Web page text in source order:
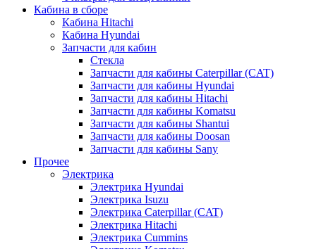
Кабина в сборе
Кабина Hitachi
Кабина Hyundai
Запчасти для кабин
Стекла
Запчасти для кабины Caterpillar (CAT)
Запчасти для кабины Hyundai
Запчасти для кабины Hitachi
Запчасти для кабины Komatsu
Запчасти для кабины Shantui
Запчасти для кабины Doosan
Запчасти для кабины Sany
Прочее
Электрика
Электрика Hyundai
Электрика Isuzu
Электрика Caterpillar (CAT)
Электрика Hitachi
Электрика Cummins